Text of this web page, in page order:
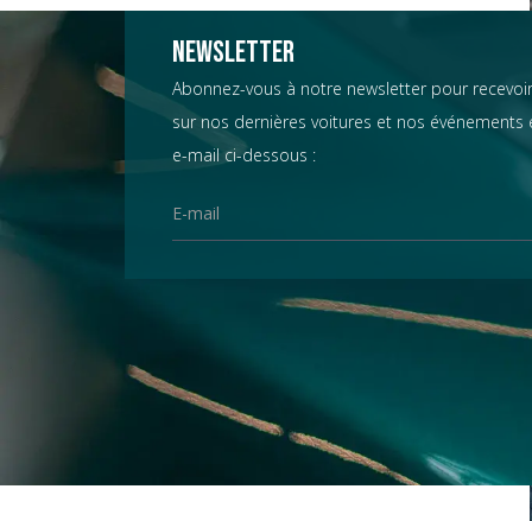
Chevrolet
Chrysler
Citroën
D.B
Newsletter
Abonnez-vous à notre newsletter pour
sur nos dernières voitures et nos événements
e-mail ci-dessous :